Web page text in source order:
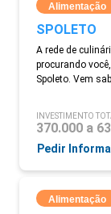
Alimentação
SPOLETO
A rede de
procurando
Spoleto. Vem
INVESTIMENTO
370.000 a
Pedir
Alimentação